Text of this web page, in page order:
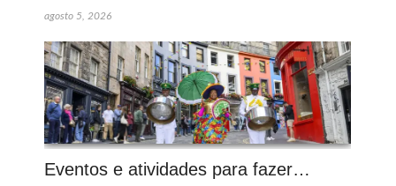
agosto 5, 2026
Eventos e atividades para fazer…